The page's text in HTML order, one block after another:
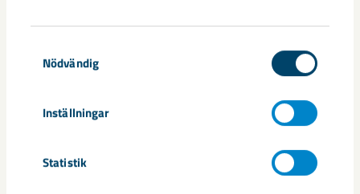
Nödvändig
Inställningar
Statistik
LKAB:s beprövade
uppskalningsmodell